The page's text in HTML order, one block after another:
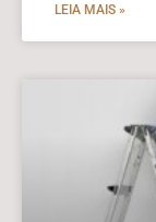
LEIA MAIS »